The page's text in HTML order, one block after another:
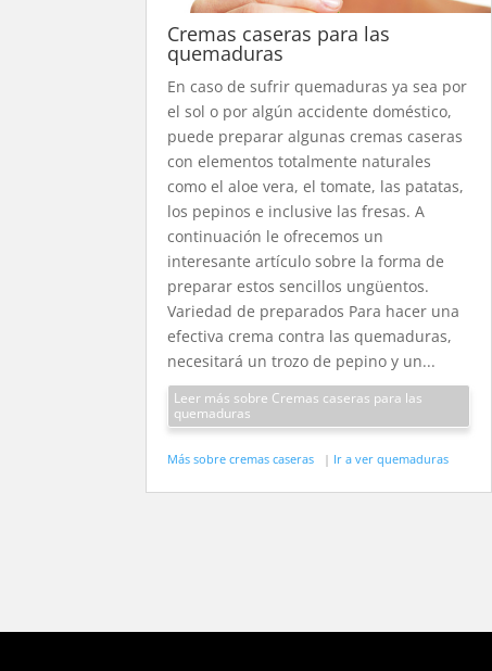
Cremas caseras para las
quemaduras
En caso de sufrir quemaduras ya sea por
el sol o por algún accidente doméstico,
puede preparar algunas cremas caseras
con elementos totalmente naturales
como el aloe vera, el tomate, las patatas,
los pepinos e inclusive las fresas. A
continuación le ofrecemos un
interesante artículo sobre la forma de
preparar estos sencillos ungüentos.
Variedad de preparados Para hacer una
efectiva crema contra las quemaduras,
necesitará un trozo de pepino y un...
Leer más sobre Cremas caseras para las
quemaduras
Más sobre cremas caseras | Ir a ver quemaduras